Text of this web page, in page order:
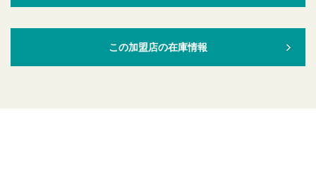
この加盟店の在庫情報